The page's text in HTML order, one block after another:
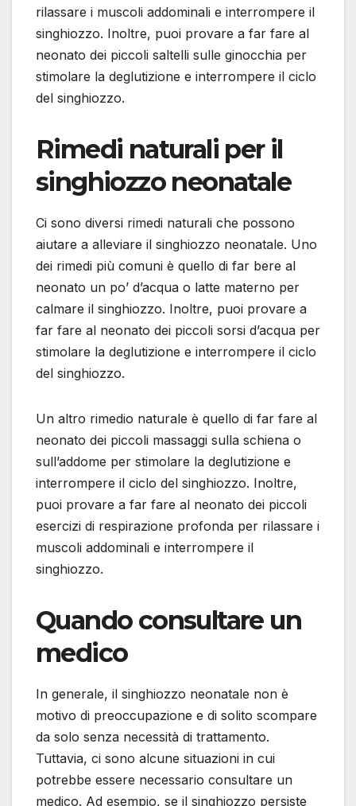
rilassare i muscoli addominali e interrompere il
singhiozzo. Inoltre, puoi provare a far fare al
neonato dei piccoli saltelli sulle ginocchia per
stimolare la deglutizione e interrompere il ciclo
del singhiozzo.
Rimedi naturali per il
singhiozzo neonatale
Ci sono diversi rimedi naturali che possono
aiutare a alleviare il singhiozzo neonatale. Uno
dei rimedi più comuni è quello di far bere al
neonato un po’ d’acqua o latte materno per
calmare il singhiozzo. Inoltre, puoi provare a
far fare al neonato dei piccoli sorsi d’acqua per
stimolare la deglutizione e interrompere il ciclo
del singhiozzo.
Un altro rimedio naturale è quello di far fare al
neonato dei piccoli massaggi sulla schiena o
sull’addome per stimolare la deglutizione e
interrompere il ciclo del singhiozzo. Inoltre,
puoi provare a far fare al neonato dei piccoli
esercizi di respirazione profonda per rilassare i
muscoli addominali e interrompere il
singhiozzo.
Quando consultare un
medico
In generale, il singhiozzo neonatale non è
motivo di preoccupazione e di solito scompare
da solo senza necessità di trattamento.
Tuttavia, ci sono alcune situazioni in cui
potrebbe essere necessario consultare un
medico. Ad esempio, se il singhiozzo persiste